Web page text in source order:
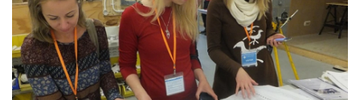
Mokymo moduliai bendrojo ugdymo
mokiniams
Kompetencijų vertinimas
Traktorininkų mokymas
Formaliojo profesinio mokymo
programos
ES struktūriniai projektai
ERASMUS+
Kiti